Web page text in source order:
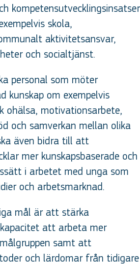
kompetensutvecklingsinsatser
skola,
aktivitetsansvar,
och socialtjänst.
personal som möter
kunskap om exempelvis
ohälsa, motivationsarbete,
och samverkan mellan olika
även bidra till att
mer kunskapsbaserade och
i arbetet med unga som
och arbetsmarknad.
mål är att stärka
att arbeta mer
samt att
och lärdomar från tidigare